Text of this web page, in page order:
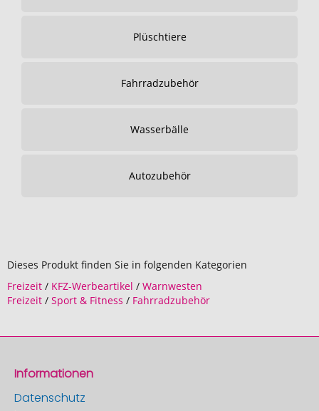
Plüschtiere
Fahrradzubehör
Wasserbälle
Autozubehör
Dieses Produkt finden Sie in folgenden Kategorien
Freizeit / KFZ-Werbeartikel / Warnwesten
Freizeit / Sport & Fitness / Fahrradzubehör
Informationen
Datenschutz